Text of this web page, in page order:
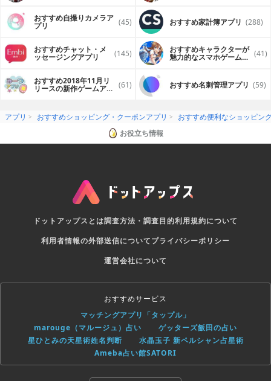
おすすめ自撮りカメラア
プリ (45) おすすめ家計簿アプリ (288)
おすすめチャット・メ
ッセージングアプリ (145) おすすめキャラクターが
魅力的なスマホゲームア (41)
おすすめ2018年11月リ
リースの新作ゲームアプ (61) おすすめ名刺管理アプリ (59)
アプリ おすすめショッピング・クーポンアプリ
おすすめ便利なショッピン
お役立ち情報
ドットアップスとは調査方法・調査目的利用規約について
利用者情報の外部送信についてプライバシーポリシー
運営会社について
おすすめサービス
マッチングアプリ「タップル」
marouge（マルージュ）占い
ゲッターズ飯田の占い
星ひとみの天星術姓名判断
水晶玉子 新ペルシャン占星術
Ameba占い館SATORI